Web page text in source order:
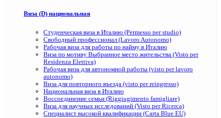
Виза (D) национальная
Студенческая виза в Италию (Permesso per studio)
Свободный профессионал (Lavoro Autonomo)
Рабочая виза для работы по найму в Италию
Виза по мотиву Выбранное место жительства (Visto per
Residenza Elettiva)
Рабочая виза для автономной работы (visto per lavoro
autonomo)
Виза для повторного въезда (visto per reingresso)
Национальная виза в Италию
Воссоединение семьи (Riggiugimento famigliare)
Виза для научных исследований (Visto per Ricerca)
Специалист высокой квалификации (Carta Blue EU)